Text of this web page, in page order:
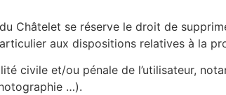
Châtelet se réserve le droit de
aux dispositions relatives à la
civile et/ou pénale de l’utilisateur,
…).